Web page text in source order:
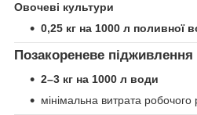
Овочеві культури
0,25 кг на 1000 л поливної
Позакореневе підживлення
2–3 кг на 1000 л води
мінімальна витрата